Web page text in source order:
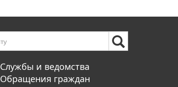
Службы и ведомства
Обращения граждан